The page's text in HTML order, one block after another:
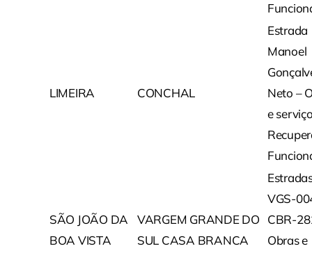
LIMEIRA CONCHAL
Estrada
Manoel
Neto –
e
SÃO JOÃO DA
BOA VISTA
VARGEM GRANDE DO
SUL CASA BRANCA
VGS-
CBR-
Obras e